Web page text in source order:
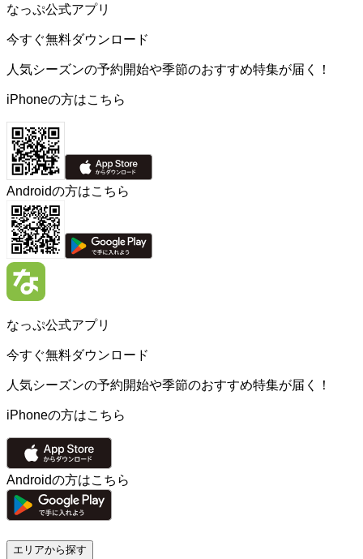
なっぷ公式アプリ
今すぐ無料ダウンロード
人気シーズンの予約開始や季節のおすすめ特集が届く！
iPhoneの方はこちら
Androidの方はこちら
なっぷ公式アプリ
今すぐ無料ダウンロード
人気シーズンの予約開始や季節のおすすめ特集が届く！
iPhoneの方はこちら
Androidの方はこちら
エリアから探す